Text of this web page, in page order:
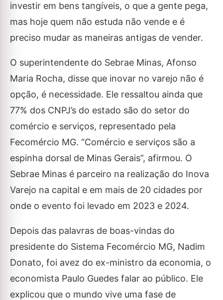
investir em bens tangíveis, o que a gente pega,
mas hoje quem não estuda não vende e é
preciso mudar as maneiras antigas de vender.
O superintendente do Sebrae Minas, Afonso
Maria Rocha, disse que inovar no varejo não é
opção, é necessidade. Ele ressaltou ainda que
77% dos CNPJ’s do estado são do setor do
comércio e serviços, representado pela
Fecomércio MG. “Comércio e serviços são a
espinha dorsal de Minas Gerais”, afirmou. O
Sebrae Minas é parceiro na realização do Inova
Varejo na capital e em mais de 20 cidades por
onde o evento foi levado em 2023 e 2024.​
Depois das palavras de boas-vindas do
presidente do Sistema Fecomércio MG, Nadim
Donato, foi avez do ex-ministro da economia, o
economista Paulo Guedes falar ao público. Ele
explicou que o mundo vive uma fase de